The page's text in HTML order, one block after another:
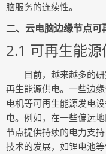
脑服务的连续性。
二、云电脑边缘节点
2.1 可再生能
目前，越来越多的
再生能源供电。一些边
电机等可再生能源发电
电。例如，在一些偏远
节点提供持续的电力支
技术的发展，如锂电池